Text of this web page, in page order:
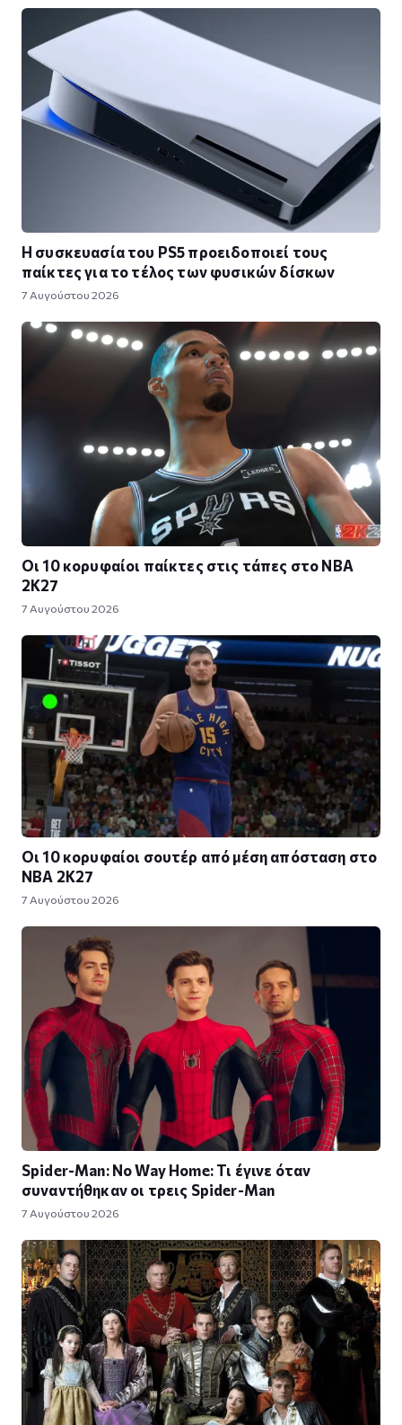
Η συσκευασία του PS5 προειδοποιεί τους
παίκτες για το τέλος των φυσικών δίσκων
7 Αυγούστου 2026
Οι 10 κορυφαίοι παίκτες στις τάπες στο NBA
2K27
7 Αυγούστου 2026
Οι 10 κορυφαίοι σουτέρ από μέση απόσταση στο
NBA 2K27
7 Αυγούστου 2026
Spider-Man: No Way Home: Τι έγινε όταν
συναντήθηκαν οι τρεις Spider-Man
7 Αυγούστου 2026